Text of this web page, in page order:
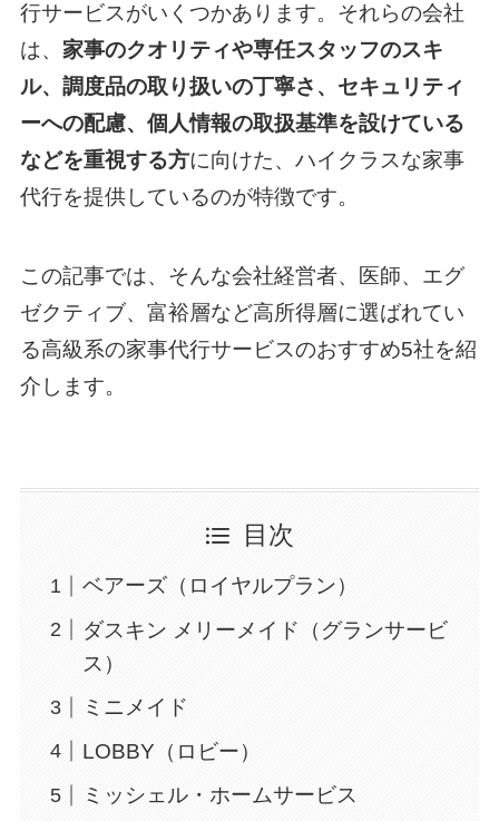
行サービスがいくつかあります。それらの会社
は、 家事のクオリティや専任スタッフのスキ
ル、調度品の取り扱いの丁寧さ、セキュリティ
ーへの配慮、個人情報の取扱基準を設けている
などを重視する方に向けた、ハイクラスな家事
代行を提供しているのが特徴です。
この記事では、そんな会社経営者、医師、エグ
ゼクティブ、富裕層など高所得層に選ばれてい
る高級系の家事代行サービスのおすすめ5社を紹
介します。
目次
ベアーズ（ロイヤルプラン）
ダスキン メリーメイド（グランサービ
ス）
ミニメイド
LOBBY（ロビー）
ミッシェル・ホームサービス